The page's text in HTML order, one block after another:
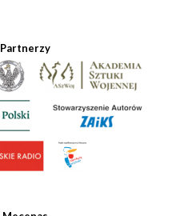
Partnerzy